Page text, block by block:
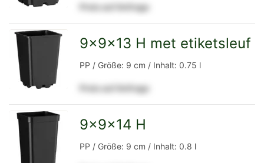
Detailseite
Preis auf Anfrage
Detailseite
9x9x13 H met etiketsleuf
PP / Größe: 9 cm / Inhalt: 0.75 l
Preis auf Anfrage
9x9x14 H
PP / Größe: 9 cm / Inhalt: 0.8 l